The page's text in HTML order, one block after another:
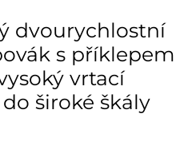
dvourychlostní
s příklepem
vrtací
široké škály